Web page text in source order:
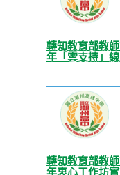
轉知教育部教
年「雲支持」
轉知教育部教
年衷心工作坊